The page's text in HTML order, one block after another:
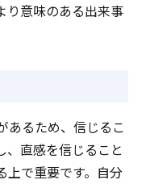
り意味のある出来事
あるため、信じるこ
、直感を信じること
上で重要です。自分